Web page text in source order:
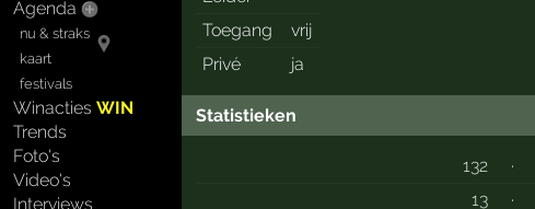
Agenda
nu & straks
kaart
festivals
WinactiesWIN
Trends
Foto's
Video's
Interviews
Toegang
vrij
Privé
ja
Statistieken
132 ·
13
·